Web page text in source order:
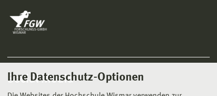
Ihre Datenschutz-Optionen
Social Media